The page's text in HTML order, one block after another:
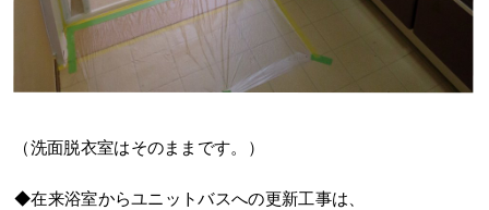
（洗面脱衣室はそのままです。）
◆在来浴室からユニットバスへの更新工事は、